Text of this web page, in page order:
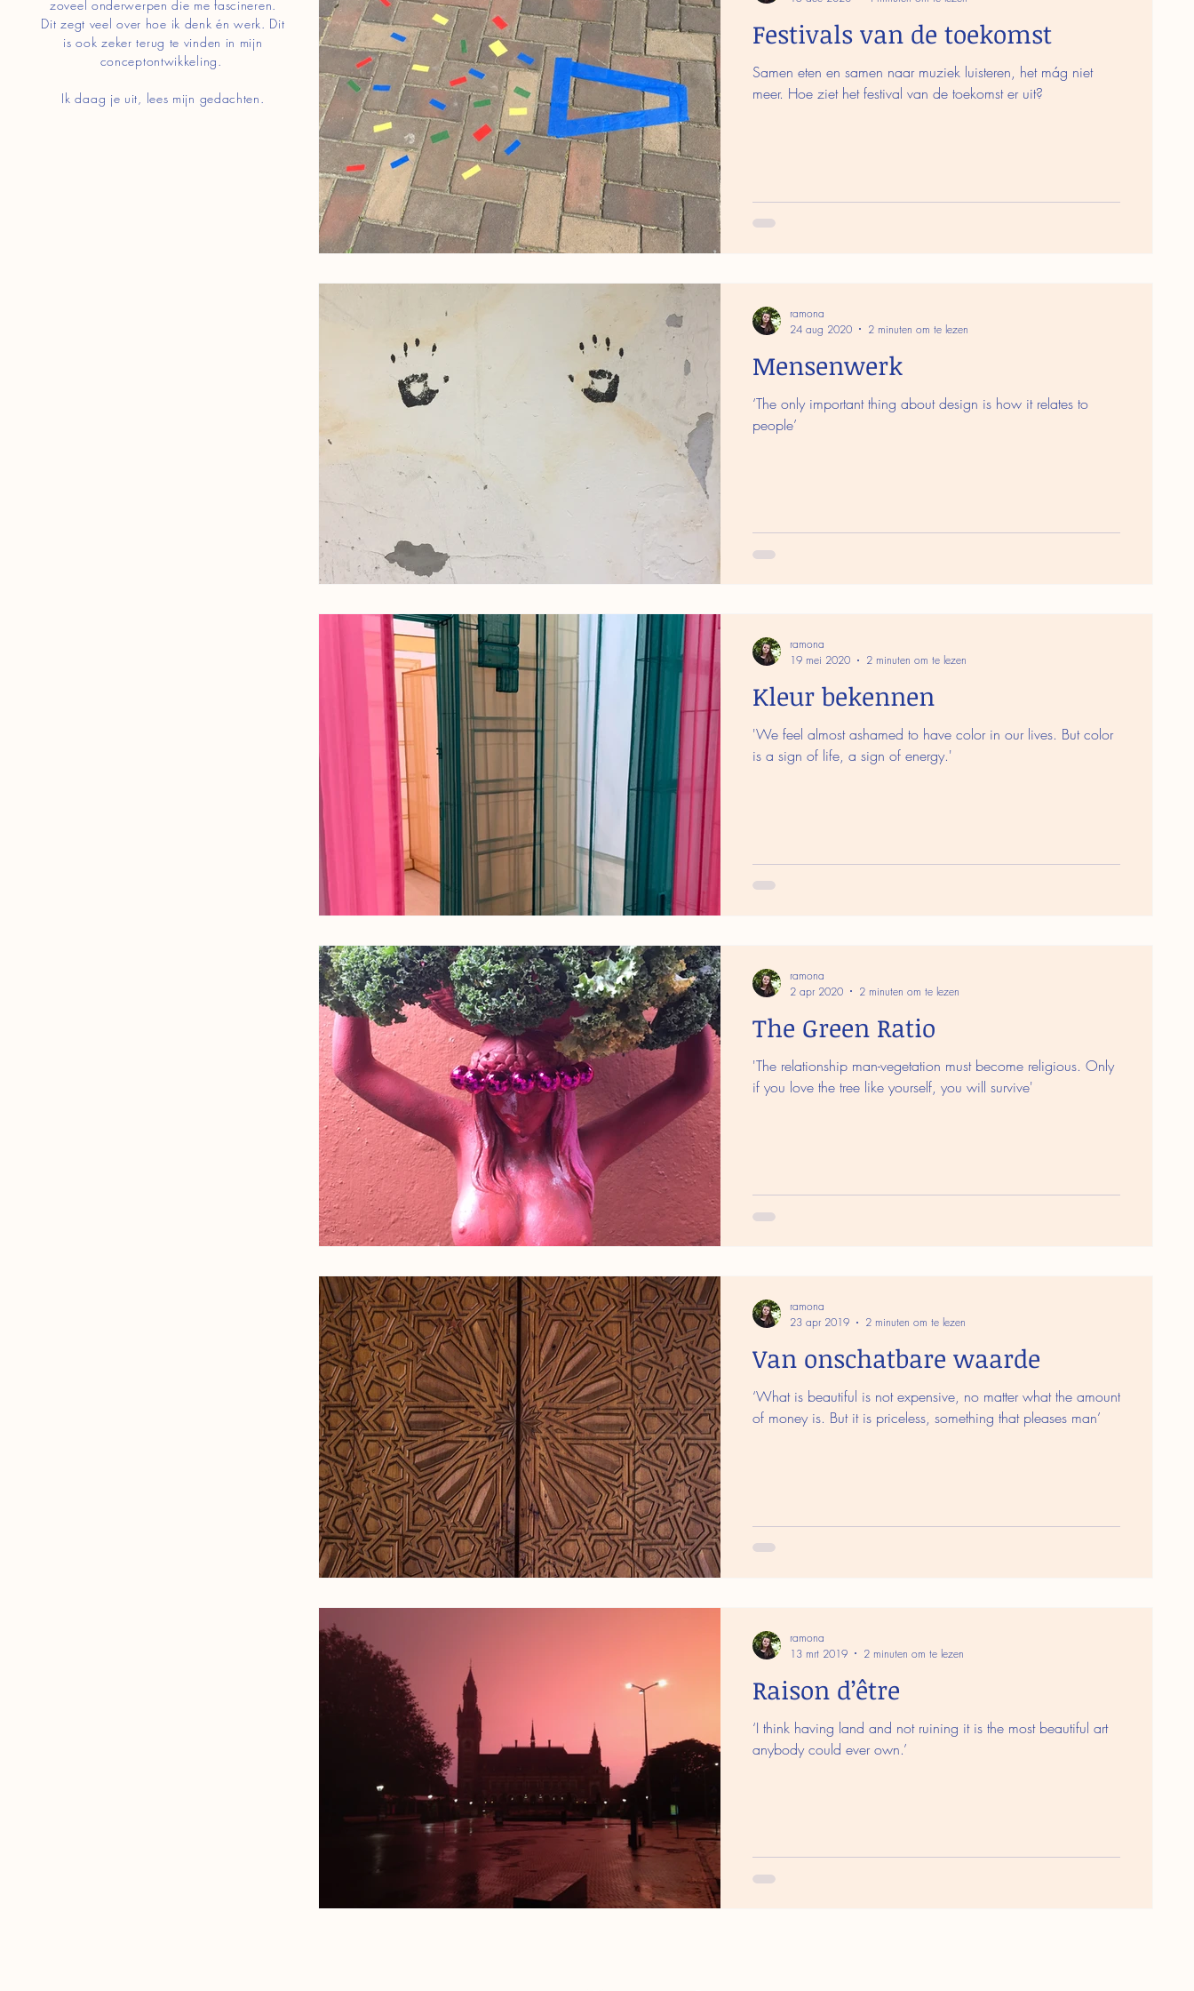
Festivals van de toekomst
Samen eten en samen naar muziek luisteren, het mág niet
meer. Hoe ziet het festival van de toekomst er uit?
Mensenwerk
‘The only important thing about design is how it relates to
people’
ramona
24 aug 2020
2 minuten om te lezen
Kleur bekennen
'We feel almost ashamed to have color in our lives. But color
is a sign of life, a sign of energy.'
ramona
19 mei 2020
2 minuten om te lezen
The Green Ratio
'The relationship man-vegetation must become religious. Only
if you love the tree like yourself, you will survive'
ramona
2 apr 2020
2 minuten om te lezen
Van onschatbare waarde
‘What is beautiful is not expensive, no matter what the amount
of money is. But it is priceless, something that pleases man’
ramona
23 apr 2019
2 minuten om te lezen
Raison d’être
‘I think having land and not ruining it is the most beautiful art
anybody could ever own.’
ramona
13 mrt 2019
2 minuten om te lezen
zoveel onderwerpen die me fascineren.
Dit zegt veel over hoe ik denk én werk. Dit
is ook zeker terug te vinden in mijn
conceptontwikkeling.
Ik daag je uit, lees mijn gedachten.